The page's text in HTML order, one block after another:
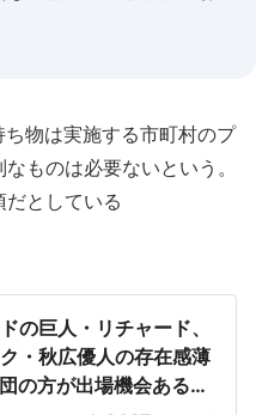
物は実施する市町村のプ
ものは必要ないという。
としている
の巨人・リチャード、
・秋広優人の存在感薄
の方が出場機会ある」